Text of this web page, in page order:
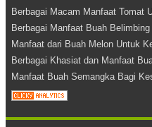
Berbagai Macam Manfaat Tomat
Berbagai Manfaat Buah
Manfaat dari Buah Melon Untuk
Berbagai Khasiat dan Manfaat
Manfaat Buah Semangka Bagi